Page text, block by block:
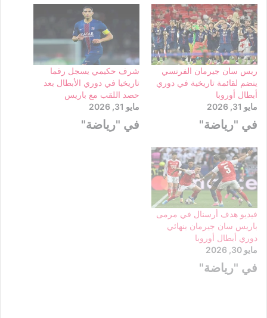
ريس سان جيرمان الفرنسي
ينضم لقائمة تاريخية في دوري
أبطال أوروبا
مايو 31, 2026
في "رياضة"
شرف حكيمي يسجل رقما
تاريخيا في دوري الأبطال بعد
حصد اللقب مع باريس
مايو 31, 2026
في "رياضة"
فيديو هدف أرسنال في مرمى
باريس سان جيرمان بنهائي
دوري أبطال أوروبا
مايو 30, 2026
في "رياضة"